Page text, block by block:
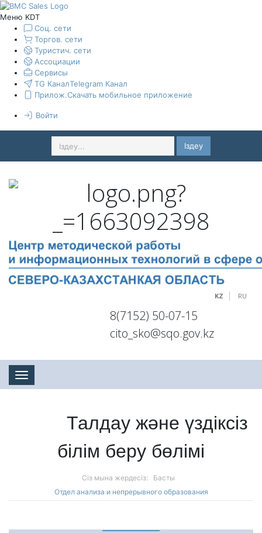
Меню KDT
Соц. сети
Торгов. сети
Туристич. сети
Ассоциации
Сервисы
TG КаналTelegram Канал
Прилож.Скачать мобильное приложение
Войти
Іздеу
KZ RU
8(7152) 50-07-15
cito_sko@sqo.gov.kz
Toggle navigation
Талдау және үздіксіз
білім беру бөлімі
Сіз мына жердесіз:
Басты
Отдел анализа и непрерывного образования